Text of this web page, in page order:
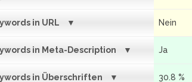
in URL Nein
in Meta-Description Ja
in Überschriften 30.8 %